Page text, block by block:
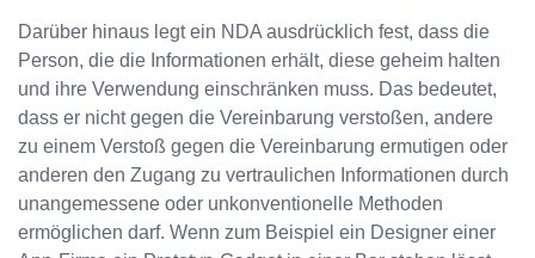
Darüber hinaus legt ein NDA ausdrücklich fest, dass die
Person, die die Informationen erhält, diese geheim halten
und ihre Verwendung einschränken muss. Das bedeutet,
dass er nicht gegen die Vereinbarung verstoßen, andere
zu einem Verstoß gegen die Vereinbarung ermutigen oder
anderen den Zugang zu vertraulichen Informationen durch
unangemessene oder unkonventionelle Methoden
ermöglichen darf. Wenn zum Beispiel ein Designer einer